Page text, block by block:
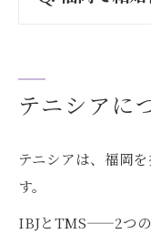
テニシアに
テニシアは、福岡
す。
IBJとTMS——2つの